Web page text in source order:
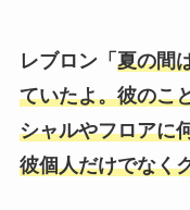
レブロン「 夏の間
ていたよ。彼のこ
シャルやフロアに
彼個人だけでなく